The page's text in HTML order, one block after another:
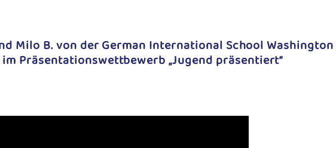
B. von der German International School Washington
Präsentationswettbewerb „Jugend präsentiert“